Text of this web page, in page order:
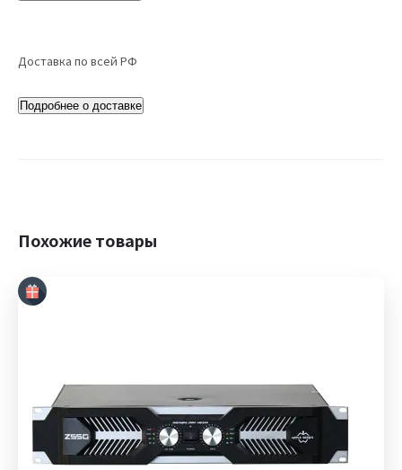
Доставка по всей РФ
Подробнее о доставке
Похожие товары